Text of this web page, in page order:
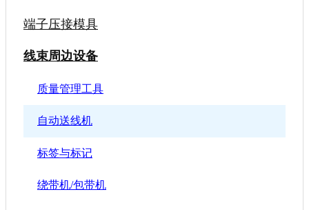
端子压接模具
线束周边设备
质量管理工具
自动送线机
标签与标记
绕带机/包带机